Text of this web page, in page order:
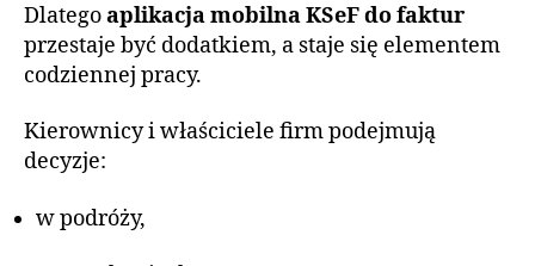
Dlategoaplikacja mobilna KSeF do faktur
przestaje być dodatkiem, a staje się elementem
codziennej pracy.
Kierownicy i właściciele firm podejmują
decyzje:
w podróży,